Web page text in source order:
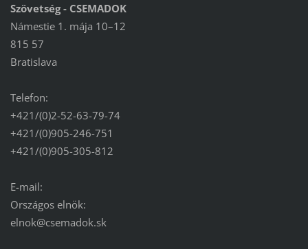
Szövetség - CSEMADOK
Námestie 1. mája 10–12
815 57
Bratislava
Telefon:
+421/(0)2-52-63-79-74
+421/(0)905-246-751
+421/(0)905-305-812
E-mail:
Országos elnök:
elnok@csemadok.sk